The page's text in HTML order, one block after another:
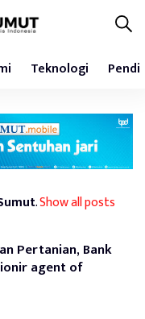
Teknologi
.Show all posts
Pertanian, Bank
agent of